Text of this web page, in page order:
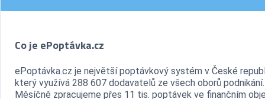
Co je ePoptávka.cz
ePoptávka.cz je největší poptávkový systém v České
který využívá 288 607 dodavatelů ze všech oborů podnikání.
Měsíčně zpracujeme přes 11 tis. poptávek ve finančním